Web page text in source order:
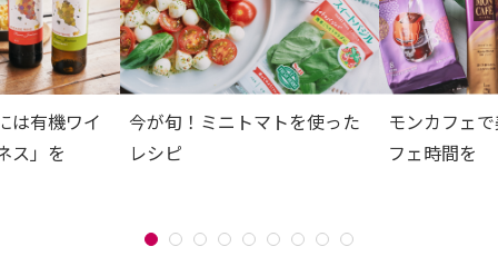
は有機ワイ
ス」を
今が旬！ミニトマトを使った
レシピ
モンカフェ
フェ時間を